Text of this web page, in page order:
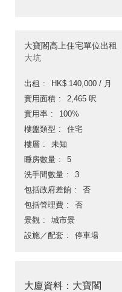
大寶閣高上住宅單位出租
大坑
出租
HK$ 140,000 / 月
實用面積
2,465 呎
實用率
100%
樓盤類型
住宅
樓層
未知
睡房數量
5
洗手間數量
3
包括政府差餉
否
包括管理費
否
景觀
城市景
設施／配套
停車場
大廈資料：大寶閣